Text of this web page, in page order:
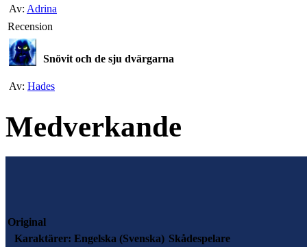
Av: Adrina
Recension
Snövit och de sju dvärgarna
Av: Hades
Medverkande
Original
Karaktärer: Engelska (Svenska) Skådespelare